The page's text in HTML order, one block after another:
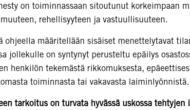
on toiminnassaan sitoutunut korkeimpaan
rehellisyyteen ja vastuullisuuteen.
ohjeella määritellään sisäiset menettelytavat
jollekulle on syntynyt perusteltu epäilys
henkilön tekemästä rikkomuksesta,
toiminnasta tai vakavasta laiminlyönnistä.
tarkoitus on turvata hyvässä uskossa